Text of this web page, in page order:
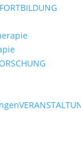
FORTBILDUNG